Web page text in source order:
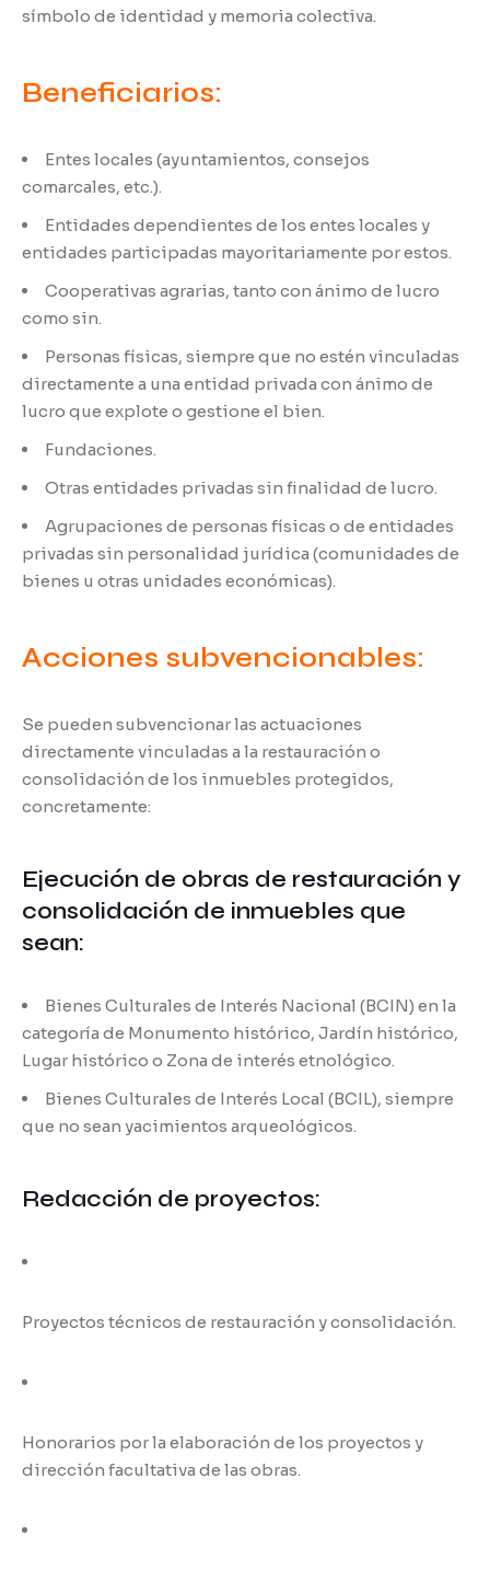
símbolo de identidad y memoria colectiva.
Beneficiarios:
Entes locales (ayuntamientos, consejos
comarcales, etc.).
Entidades dependientes de los entes locales y
entidades participadas mayoritariamente por estos.
Cooperativas agrarias, tanto con ánimo de lucro
como sin.
Personas físicas, siempre que no estén vinculadas
directamente a una entidad privada con ánimo de
lucro que explote o gestione el bien.
Fundaciones.
Otras entidades privadas sin finalidad de lucro.
Agrupaciones de personas físicas o de entidades
privadas sin personalidad jurídica (comunidades de
bienes u otras unidades económicas).
Acciones subvencionables:
Se pueden subvencionar las actuaciones
directamente vinculadas a la restauración o
consolidación de los inmuebles protegidos,
concretamente:
Ejecución de obras de restauración y
consolidación de inmuebles que
sean:
Bienes Culturales de Interés Nacional (BCIN) en la
categoría de Monumento histórico, Jardín histórico,
Lugar histórico o Zona de interés etnológico.
Bienes Culturales de Interés Local (BCIL), siempre
que no sean yacimientos arqueológicos.
Redacción de proyectos:
Proyectos técnicos de restauración y consolidación.
Honorarios por la elaboración de los proyectos y
dirección facultativa de las obras.